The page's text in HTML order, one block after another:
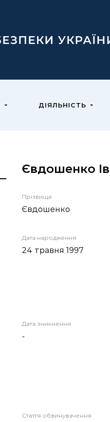
ДІЯЛЬНІСТЬ
Євдошенко
Прізвище
Євдошенко
Дата народження
24 травня 1997
Дата зникнення
-
Стаття обвинувачення